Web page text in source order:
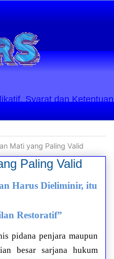
Syarat dan Ketentuan
Mati yang Paling Valid
Paling Valid
Harus Dieliminir, itu
Restoratif”
pidana penjara maupun
besar sarjana hukum